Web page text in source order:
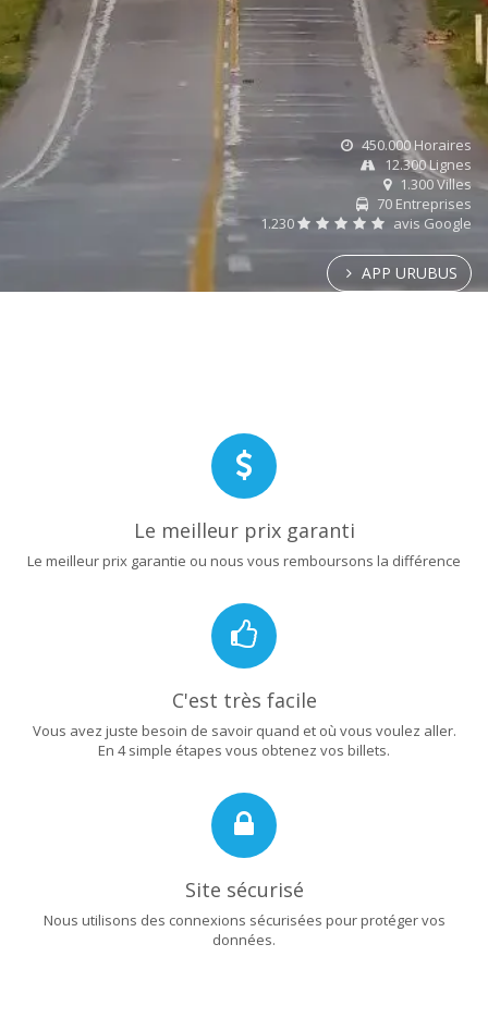
450.000 Horaires
12.300 Lignes
1.300 Villes
70 Entreprises
1.230
avis Google
APP URUBUS
Le meilleur prix garanti
Le meilleur prix garantie ou nous vous remboursons la différence
C'est très facile
Vous avez juste besoin de savoir quand et où vous voulez aller.
En 4 simple étapes vous obtenez vos billets.
Site sécurisé
Nous utilisons des connexions sécurisées pour protéger vos
données.